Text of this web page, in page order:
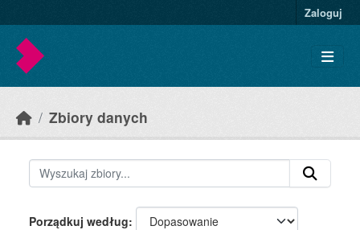
Zaloguj
Zbiory danych
Porządkuj według